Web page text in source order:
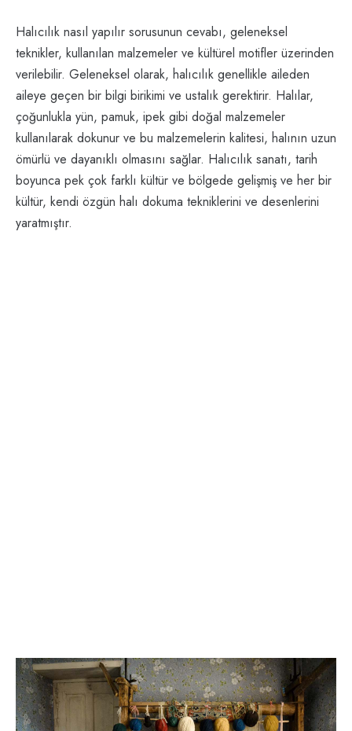
Halıcılık nasıl yapılır sorusunun cevabı, geleneksel
teknikler, kullanılan malzemeler ve kültürel motifler üzerinden
verilebilir. Geleneksel olarak, halıcılık genellikle aileden
aileye geçen bir bilgi birikimi ve ustalık gerektirir. Halılar,
çoğunlukla yün, pamuk, ipek gibi doğal malzemeler
kullanılarak dokunur ve bu malzemelerin kalitesi, halının uzun
ömürlü ve dayanıklı olmasını sağlar. Halıcılık sanatı, tarih
boyunca pek çok farklı kültür ve bölgede gelişmiş ve her bir
kültür, kendi özgün halı dokuma tekniklerini ve desenlerini
yaratmıştır.